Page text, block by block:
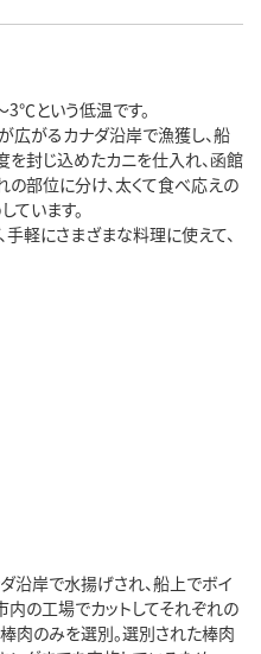
という低温です。
広がるカナダ沿岸で漁獲し、船
を封じ込めたカニを仕入れ、函館
部位に分け、太くて食べ応えの
います。
手軽にさまざまな料理に使えて、
沿岸で水揚げされ、船上でボイ
の工場でカットしてそれぞれの
肉のみを選別。選別された棒肉